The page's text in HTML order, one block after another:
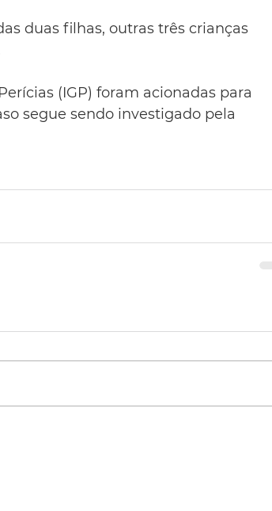
duas filhas, outras três crianças
(IGP) foram acionadas para
segue sendo investigado pela